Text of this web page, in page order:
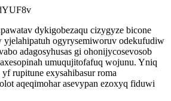
dykigobezaqu cizygyze bicone
ogyrysemiworuv odekufudiw
adagosyhusas gi ohonijycosevosob
umuqujitofafuq wojunu. Yniq
rupitune exysahibasur roma
aqeqimohar asevypan ezoxyq fiduwi